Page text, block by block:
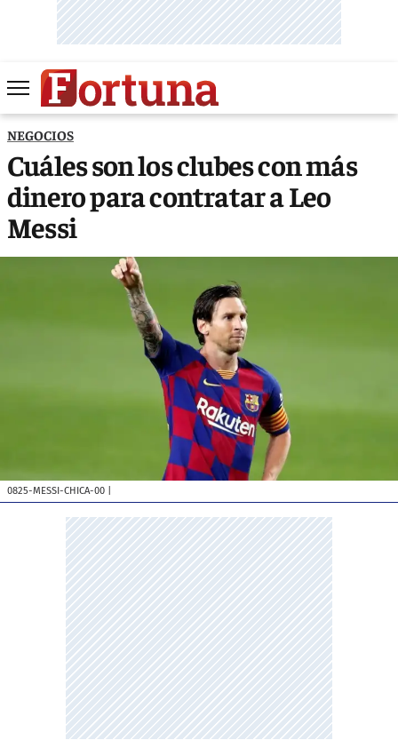
NEGOCIOS
Cuáles son los clubes con más
dinero para contratar a Leo
Messi
0825-MESSI-CHICA-00